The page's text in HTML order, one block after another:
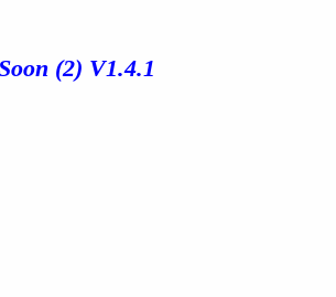
Soon (2) V1.4.1